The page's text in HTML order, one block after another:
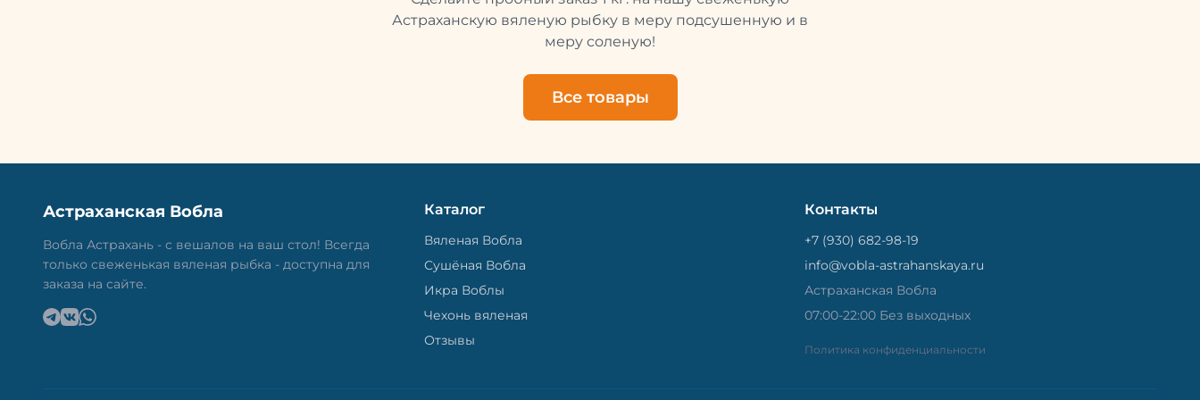
рыбу упаковывают в специальный
пакет, чтобы она не портилась и не
не просто вкусная еда, но и
пример того, как можно сочетать
старые рецепты и современные
вкусно.
Астраханскую вяленую рыбку в меру подсушенную и в
меру соленую!
Все товары
Астраханская Вобла
Вобла Астрахань - с вешалов на ваш стол! Всегда
только свеженькая вяленая рыбка - доступна для
заказа на сайте.
Каталог
Вяленая Вобла
Сушёная Вобла
Икра Воблы
Чехонь вяленая
Отзывы
Контакты
+7 (930) 682-98-19
info@vobla-astrahanskaya.ru
Астраханская Вобла
07:00-22:00 Без выходных
Политика конфиденциальности